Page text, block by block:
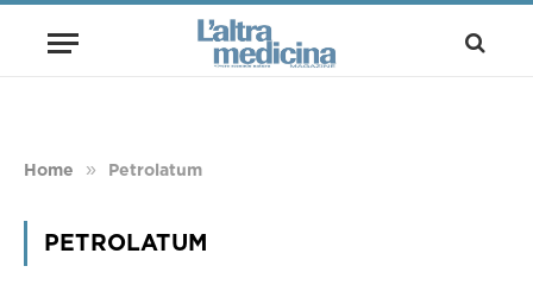
Home » Petrolatum
PETROLATUM